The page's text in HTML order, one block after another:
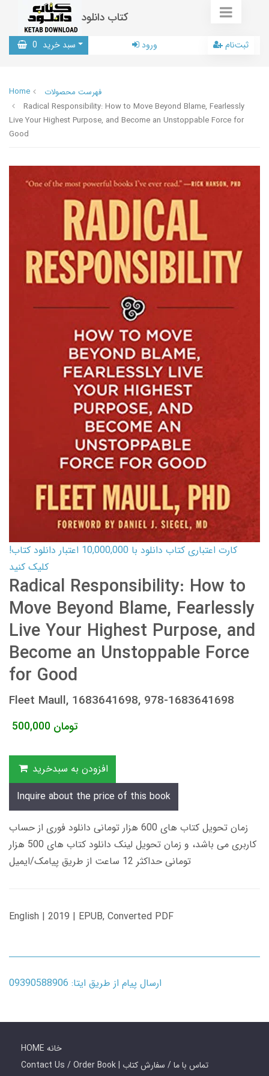
کتاب دانلود
سبد خرید 0 ورود ثبت‌نام
Home
فهرست محصولات
Radical Responsibility: How to Move Beyond Blame, Fearlessly
Live Your Highest Purpose, and Become an Unstoppable Force for
Good
کارت اعتباری کتاب دانلود با 10,000,000 اعتبار دانلود کتاب!
کلیک کنید
Radical Responsibility: How to
Move Beyond Blame, Fearlessly
Live Your Highest Purpose, and
Become an Unstoppable Force
for Good
Fleet Maull, 1683641698, 978-1683641698
500,000 تومان
افزودن به سبدخرید
Inquire about the price of this book
زمان تحویل کتاب های 600 هزار تومانی دانلود فوری از حساب
کاربری می باشد، و زمان تحویل لینک دانلود کتاب های 500 هزار
تومانی حداکثر 12 ساعت از طریق پیامک/ایمیل
English | 2019 | EPUB, Converted PDF
ارسال پیام از طریق ایتا: 09390588906
HOME خانه
Contact Us / Order Book | تماس با ما / سفارش کتاب